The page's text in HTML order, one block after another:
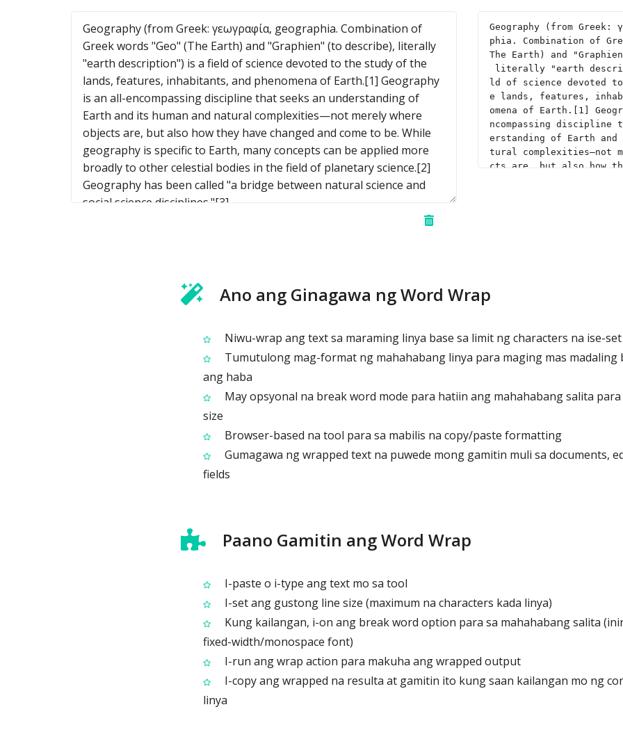
Ano ang Ginagawa ng Word Wrap
Niwu-wrap ang text sa maraming linya base sa limit ng characters na ise-
Tumutulong mag-format ng mahahabang linya para maging mas madaling
ang haba
May opsyonal na break word mode para hatiin ang mahahabang salita
size
Browser-based na tool para sa mabilis na copy/paste formatting
Gumagawa ng wrapped text na puwede mong gamitin muli sa documents,
fields
Paano Gamitin ang Word Wrap
I-paste o i-type ang text mo sa tool
I-set ang gustong line size (maximum na characters kada linya)
Kung kailangan, i-on ang break word option para sa mahahabang salita
fixed-width/monospace font)
I-run ang wrap action para makuha ang wrapped output
I-copy ang wrapped na resulta at gamitin ito kung saan kailangan mo ng
linya